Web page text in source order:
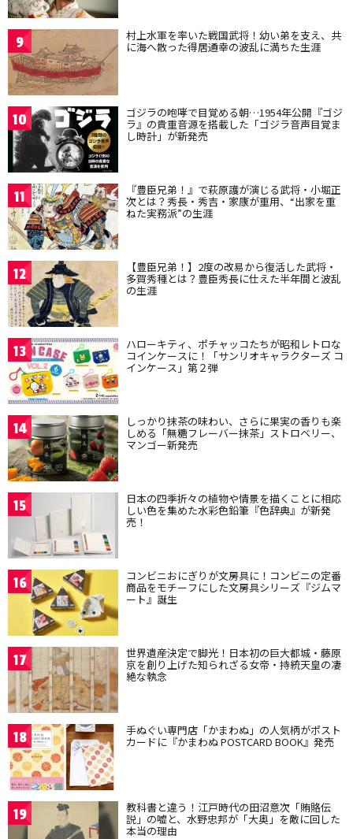
9 村上水軍を率いた戦国武将！幼い弟を支え、共
に海へ散った得居通幸の波乱に満ちた生涯
10 ゴジラの咆哮で目覚める朝…1954年公開『ゴジ
ラ』の貴重音源を搭載した「ゴジラ音声目覚ま
し時計」が新発売
11 『豊臣兄弟！』で萩原護が演じる武将・小堀正
次とは？秀長・秀吉・家康が重用、“出家を重
ねた実務派”の生涯
12 【豊臣兄弟！】2度の改易から復活した武将・
多賀秀種とは？豊臣秀長に仕えた半年間と波乱
の生涯
13 ハローキティ、ポチャッコたちが昭和レトロな
コインケースに！「サンリオキャラクターズ コ
インケース」第２弾
14 しっかり抹茶の味わい、さらに果実の香りも楽
しめる「無糖フレーバー抹茶」ストロベリー、
マンゴー新発売
15 日本の四季折々の植物や情景を描くことに相応
しい色を集めた水彩色鉛筆『色辞典』が新発
売！
16 コンビニおにぎりが文房具に！コンビニの定番
商品をモチーフにした文房具シリーズ『ジムマ
ート』誕生
17 世界遺産決定で脚光！日本初の巨大都城・藤原
京を創り上げた知られざる女帝・持統天皇の凄
絶な執念
18 手ぬぐい専門店「かまわぬ」の人気柄がポスト
カードに『かまわぬ POSTCARD BOOK』発売
19 教科書と違う！江戸時代の田沼意次「賄賂伝
説」の嘘と、水野忠邦が「大奥」を敵に回した
本当の理由